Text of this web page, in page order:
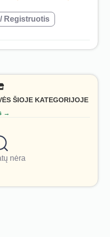
Registruotis
ŠIOJE KATEGORIJOJE
→
nėra